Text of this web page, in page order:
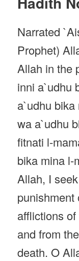
Narrated
Prophet)
Allah in the
inni a`udhu
a`udhu
wa a`udhu
fitnati l-
bika mina l-
Allah, I
punishment
afflictions
and from
death. O